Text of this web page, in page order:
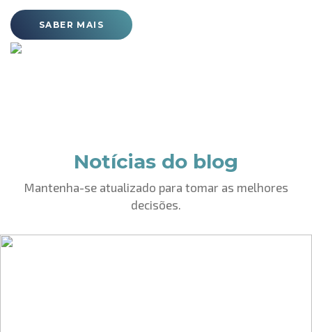
SABER MAIS
Notícias do blog
Mantenha-se atualizado para tomar as melhores
decisões.